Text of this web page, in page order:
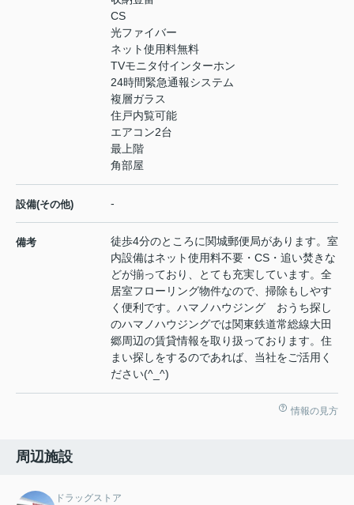
CS
光ファイバー
ネット使用料無料
TVモニタ付インターホン
24時間緊急通報システム
複層ガラス
住戸内覧可能
エアコン2台
最上階
角部屋
設備(その他) -
備考
徒歩4分のところに関城郵便局があります。室
内設備はネット使用料不要・CS・追い焚きな
どが揃っており、とても充実しています。全
居室フローリング物件なので、掃除もしやす
く便利です。ハマノハウジング おうち探し
のハマノハウジングでは関東鉄道常総線大田
郷周辺の賃貸情報を取り扱っております。住
まい探しをするのであれば、当社をご活用く
ださい(^_^)
情報の見方
周辺施設
ドラッグストア